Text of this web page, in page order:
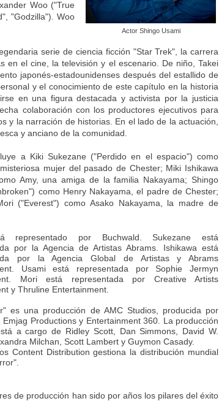
Actor Shingo Usami
Woo ("True
"Godzilla"). Woo
serie de ciencia ficción "Star Trek", la carrera
en el cine, la televisión y el escenario. De niño, Takei
japonés-estadounidenses después del estallido de
y el conocimiento de este capítulo en la historia
en una figura destacada y activista por la justicia
colaboración con los productores ejecutivos para
y la narración de historias. En el lado de la actuación,
y anciano de la comunidad.
a Kiki Sukezane ("Perdido en el espacio") como
mujer del pasado de Chester; Miki Ishikawa
Amy, una amiga de la familia Nakayama; Shingo
como Henry Nakayama, el padre de Chester;
("Everest") como Asako Nakayama, la madre de
representado por Buchwald. Sukezane está
por la Agencia de Artistas Abrams. Ishikawa está
por la Agencia Global de Artistas y Abrams
Usami está representada por Sophie Jermyn
Mori está representada por Creative Artists
y Thruline Entertainment.
es una producción de AMC Studios, producida por
Emjag Productions y Entertainment 360. La producción
a cargo de Ridley Scott, Dan Simmons, David W.
Milchan, Scott Lambert y Guymon Casady.
Content Distribution gestiona la distribución mundial
de producción han sido por años los pilares del éxito